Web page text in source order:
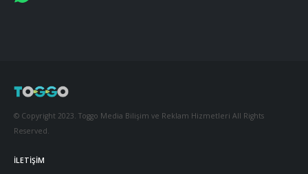
© Copyright 2023. Toggo Media Bilişim ve Reklam Hizmetleri All Rights
Reserved.
İLETIŞIM